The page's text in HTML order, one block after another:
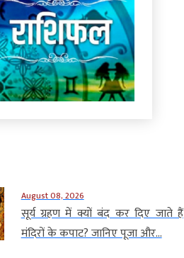
August 08, 2026
सूर्य ग्रहण में क्यों बंद कर दिए जाते हैं
मंदिरों के कपाट? जानिए पूजा और...